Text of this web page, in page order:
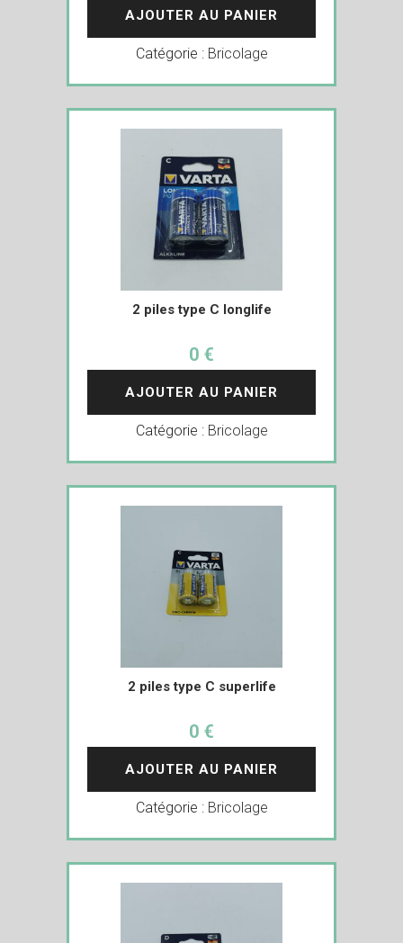
AJOUTER AU PANIER
Catégorie : Bricolage
2 piles type C longlife
0 €
AJOUTER AU PANIER
Catégorie : Bricolage
2 piles type C superlife
0 €
AJOUTER AU PANIER
Catégorie : Bricolage